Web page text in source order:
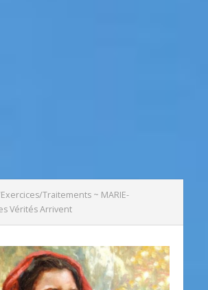
Traitements ~ MARIE-
Vérités Arrivent